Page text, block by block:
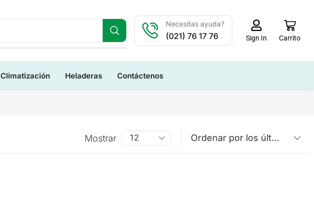
Necesitas ayuda?
(021) 76 17 76 Sign In Carrito
Climatización Heladeras Contáctenos
Mostrar